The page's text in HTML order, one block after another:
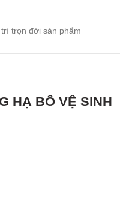
trọn đời sản phẩm
HẠ BÔ VỆ SINH